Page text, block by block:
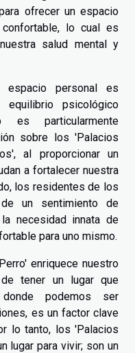
ofrecer un espacio
lo cual es
salud mental y
personal es
equilibrio psicológico
es particularmente
sobre los 'Palacios
al proporcionar un
a fortalecer nuestra
los residentes de los
un sentimiento de
necesidad innata de
para uno mismo.
enriquece nuestro
tener un lugar que
podemos ser
es un factor clave
lo tanto, los 'Palacios
lugar para vivir; son un